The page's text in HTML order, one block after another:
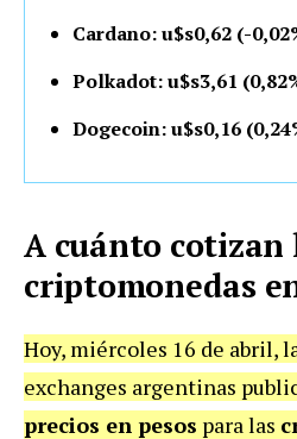
Cardano: u$s0,62 (-
Polkadot: u$s3,61
Dogecoin: u$s0,16
A cuánto cotizan
criptomonedas
Hoy, miércoles 16 de abril,
exchanges argentinas
precios en pesos para las